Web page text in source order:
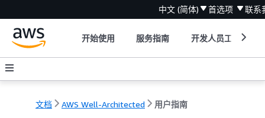
中文 (简体) 首选项 联系
开始使用 服务指南 开发人员工具
文档 AWS Well-Architected 用户指南